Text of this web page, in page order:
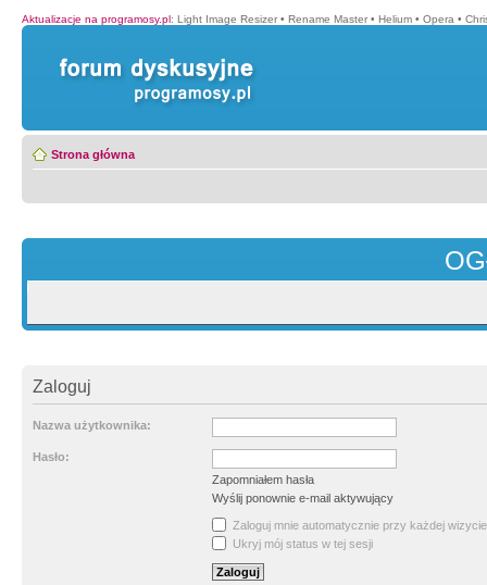
Aktualizacje na programosy.pl: Light Image Resizer • Rename Master • Helium • Opera •
Strona główna
Zaloguj
Nazwa użytkownika:
Hasło:
Zapomniałem hasła
Wyślij ponownie e-mail aktywujący
Zaloguj mnie automatycznie przy każdej wizycie
Ukryj mój status w tej sesji